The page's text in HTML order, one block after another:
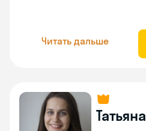
Читать дальше
Татьяна